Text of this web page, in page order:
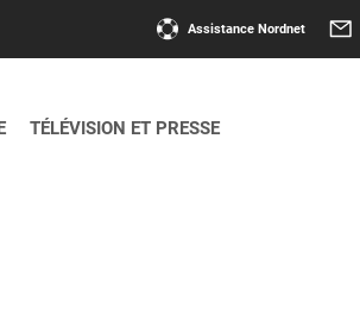
Assistance Nordnet
TÉLÉVISION ET PRESSE